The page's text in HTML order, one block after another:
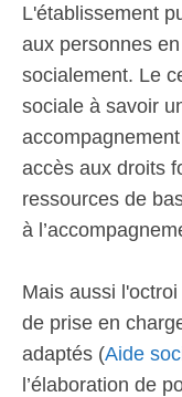
L'établissement
aux personnes
socialement. Le
sociale à savoir
accès aux droits
ressources de
à
Mais aussi
de prise en
adaptés (Aide
l’élaboration de